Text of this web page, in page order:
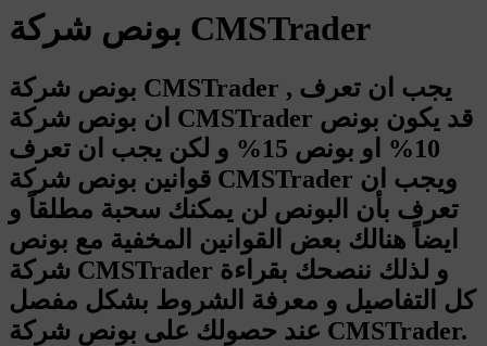
بونص شركة CMSTrader
بونص شركة CMSTrader , يجب ان تعرف
ان بونص شركة CMSTrader قد يكون بونص
10% او بونص 15% و لكن يجب ان تعرف
قوانين بونص شركة CMSTrader ويجب ان
تعرف بأن البونص لن يمكنك سحبة مطلقاً و
ايضاً هنالك بعض القوانين المخفية مع بونص
شركة CMSTrader و لذلك ننصحك بقراءة
كل التفاصيل و معرفة الشروط بشكل مفصل
عند حصولك على بونص شركة CMSTrader.